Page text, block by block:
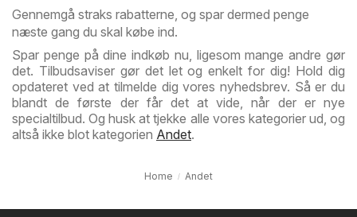
Gennemgå straks rabatterne, og spar dermed penge
næste gang du skal købe ind.
Spar penge på dine indkøb nu, ligesom mange andre gør
det. Tilbudsaviser gør det let og enkelt for dig! Hold dig
opdateret ved at tilmelde dig vores nyhedsbrev. Så er du
blandt de første der får det at vide, når der er nye
specialtilbud. Og husk at tjekke alle vores kategorier ud, og
altså ikke blot kategorien Andet.
Home Andet